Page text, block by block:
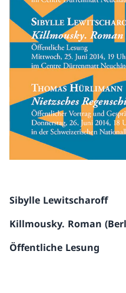
Sibylle Lewitscharoff
Killmousky. Roman
Öffentliche Lesung